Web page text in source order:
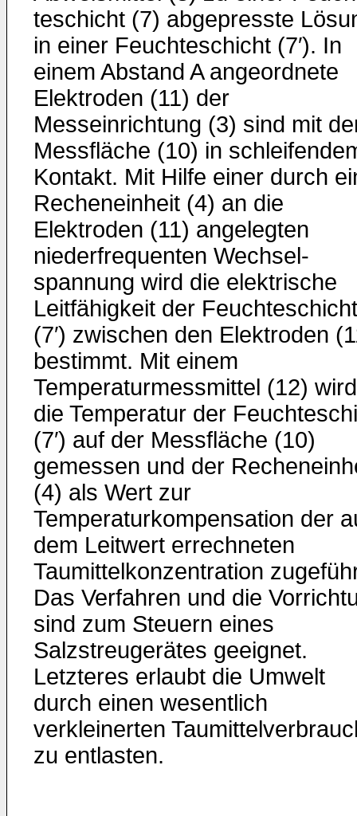
teschicht (7) abgepresste
in einer Feuchteschicht (7′). In
einem Abstand A angeordnete
Elektroden (11) der
Messeinrichtung (3) sind mit
Messfläche (10) in
Kontakt. Mit Hilfe einer durch
Recheneinheit (4) an die
Elektroden (11) angelegten
niederfrequenten Wechsel­
spannung wird die elektrische
Leitfähigkeit der Feuchte­schicht
(7′) zwischen den Elektroden
bestimmt. Mit ei­nem
Temperaturmessmittel (12) wird
die Temperatur der
(7′) auf der Messfläche (10)
gemessen und der
(4) als Wert zur
Temperaturkompensation der
dem Leitwert errechneten
Taumittelkonzentration
Das Verfahren und die
sind zum Steuern ei­nes
Salzstreugerätes geeignet.
Letzteres erlaubt die Umwelt
durch einen wesentlich
verkleinerten
zu entlasten.